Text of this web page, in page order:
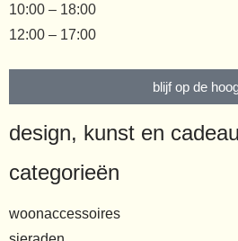
10:00 – 18:00
12:00 – 17:00
blijf op de
design, kunst en
categorieën
woonaccessoires